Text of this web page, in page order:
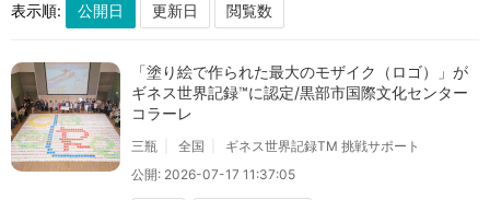
表示順:
「塗り絵で作られた最大のモザイク（ロゴ）」が
ギネス世界記録™に認定/黒部市国際文化センター
コラーレ
三瓶 全国
ギネス世界記録TM 挑戦サポート
公開: 2026-07-17 11:37:05